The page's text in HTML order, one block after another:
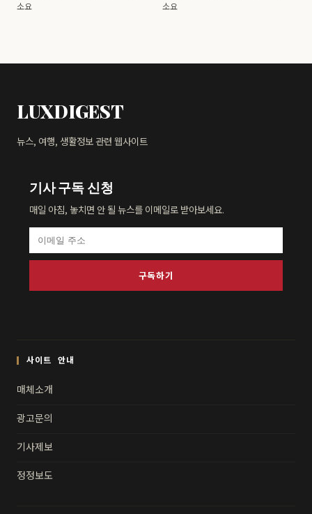
소요
소요
LUXDIGEST
뉴스, 여행, 생활정보 관련 웹사이트
기사 구독 신청
매일 아침, 놓치면 안 될 뉴스를 이메일로 받아보세요.
구독하기
사이트 안내
매체소개
광고문의
기사제보
정정보도